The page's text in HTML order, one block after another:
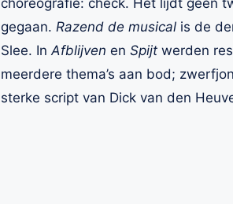
choreografie: check. Het lijdt geen
gegaan. Razend de musical is de
Slee. InAfblijven en Spijt werden
meerdere thema’s aan bod;
sterke script van Dick van den